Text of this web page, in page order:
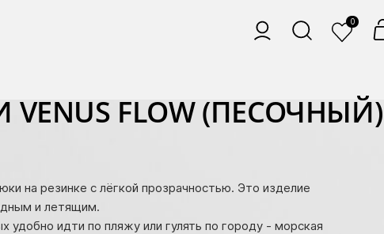
0
FLOW (ПЕСОЧНЫЙ)
на резинке с лёгкой прозрачностью. Это изделие
и летящим.
удобно идти по пляжу или гулять по городу - морская